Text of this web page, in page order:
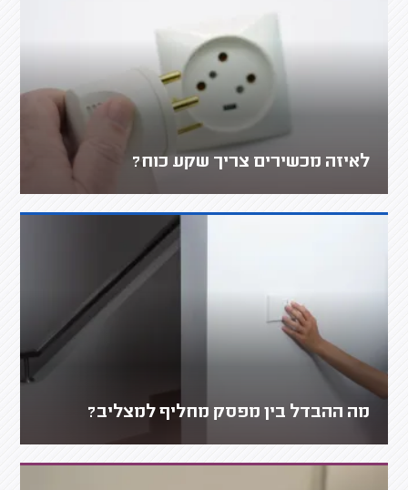
לאיזה מכשירים צריך שקע כוח?
מה ההבדל בין מפסק מחליף למצליב?